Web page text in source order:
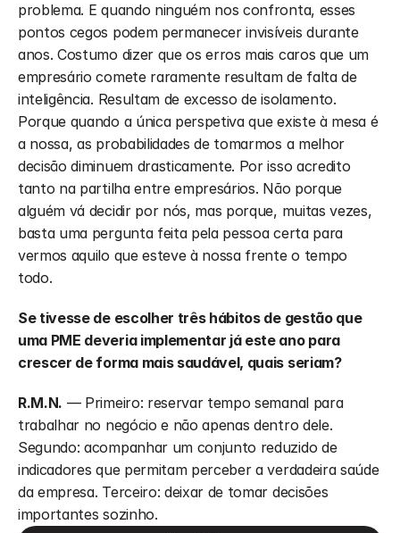
problema. E quando ninguém nos confronta, esses
pontos cegos podem permanecer invisíveis durante
anos. Costumo dizer que os erros mais caros que um
empresário comete raramente resultam de falta de
inteligência. Resultam de excesso de isolamento.
Porque quando a única perspetiva que existe à mesa é
a nossa, as probabilidades de tomarmos a melhor
decisão diminuem drasticamente. Por isso acredito
tanto na partilha entre empresários. Não porque
alguém vá decidir por nós, mas porque, muitas vezes,
basta uma pergunta feita pela pessoa certa para
vermos aquilo que esteve à nossa frente o tempo
todo.
Se tivesse de escolher três hábitos de gestão que
uma PME deveria implementar já este ano para
crescer de forma mais saudável, quais seriam?
R.M.N. — Primeiro: reservar tempo semanal para
trabalhar no negócio e não apenas dentro dele.
Segundo: acompanhar um conjunto reduzido de
indicadores que permitam perceber a verdadeira saúde
da empresa. Terceiro: deixar de tomar decisões
importantes sozinho.